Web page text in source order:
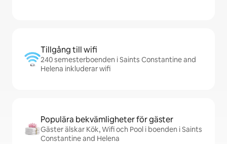
Tillgång till wifi
240 semesterboenden i Saints Constantine and
Helena inkluderar wifi
Populära bekvämligheter för gäster
Gäster älskar Kök, Wifi och Pool i boenden i Saints
Constantine and Helena